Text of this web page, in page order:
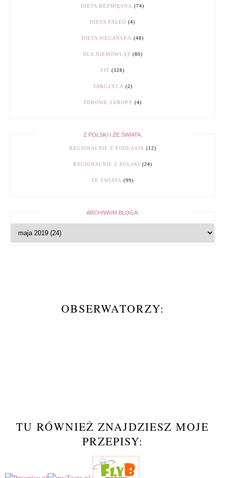
DIETA BEZMIĘSNA (74)
DIETA PALEO (4)
DIETA WEGAŃSKA (48)
DLA NIEMOWLĄT (80)
FIT (328)
TARCZYCA (2)
ZDROWE SYROPY (4)
Z POLSKI I ZE ŚWIATA:
REGIONALNIE Z PODLASIA (12)
REGIONALNIE Z POLSKI (24)
ZE ŚWIATA (99)
ARCHIWUM BLOGA:
OBSERWATORZY:
TU RÓWNIEŻ ZNAJDZIESZ MOJE
PRZEPISY: